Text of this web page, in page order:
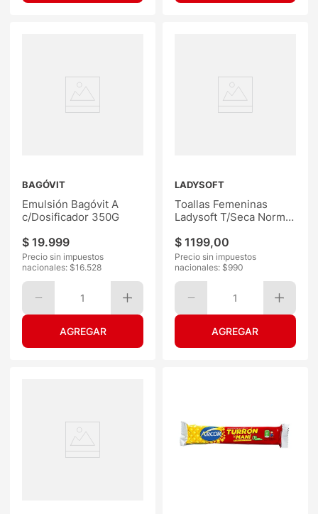
BAGÓVIT
Emulsión Bagóvit A
c/Dosificador 350G
$ 19.999
Precio sin impuestos
nacionales: $16.528
1
LADYSOFT
Toallas Femeninas
Ladysoft T/Seca Normal
$ 1199,00
Precio sin impuestos
nacionales: $990
1